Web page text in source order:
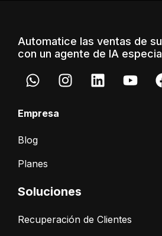
Automatice las ventas de
con un agente de IA
Empresa
Blog
Planes
Soluciones
Recuperación de Clientes